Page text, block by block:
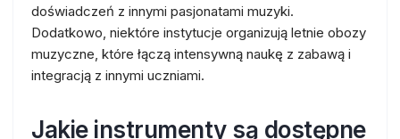
doświadczeń z innymi pasjonatami muzyki.
Dodatkowo, niektóre instytucje organizują letnie obozy
muzyczne, które łączą intensywną naukę z zabawą i
integracją z innymi uczniami.
Jakie instrumenty są dostępne